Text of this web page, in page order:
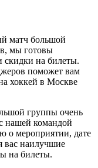
матч большой
мы готовы
скидки на билеты.
поможет вам
хоккей в Москве
группы очень
нашей командой
о мероприятии, дате
вас наилучшие
на билеты.